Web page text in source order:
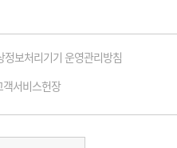
정보처리기기 운영관리방침
객서비스헌장